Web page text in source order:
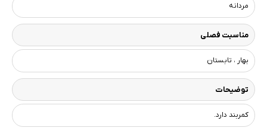
مردانه
مناسبت فصلی
بهار ، تابستان
توضیحات
کمربند دارد.